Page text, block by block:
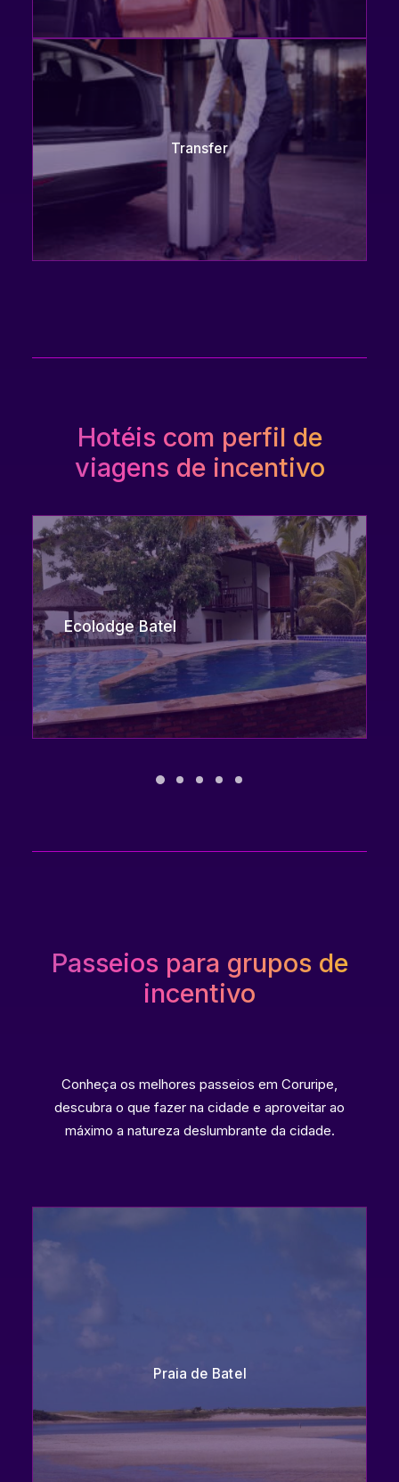
Transfer
Hotéis com perfil de
viagens de incentivo
Ecolodge Batel
Passeios para grupos de
incentivo
Conheça os melhores passeios em Coruripe,
descubra o que fazer na cidade e aproveitar ao
máximo a natureza deslumbrante da cidade.
Praia de Batel